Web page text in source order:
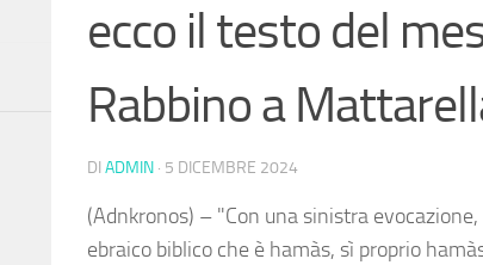
ecco il testo del
Rabbino a
DI ADMIN · 5 DICEMBRE 2024
(Adnkronos) – "Con una sinistra
ebraico biblico che è hamàs, sì proprio